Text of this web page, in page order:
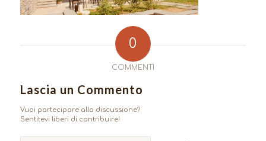
0
COMMENTI
Lascia un Commento
Vuoi partecipare alla discussione?
Sentitevi liberi di contribuire!